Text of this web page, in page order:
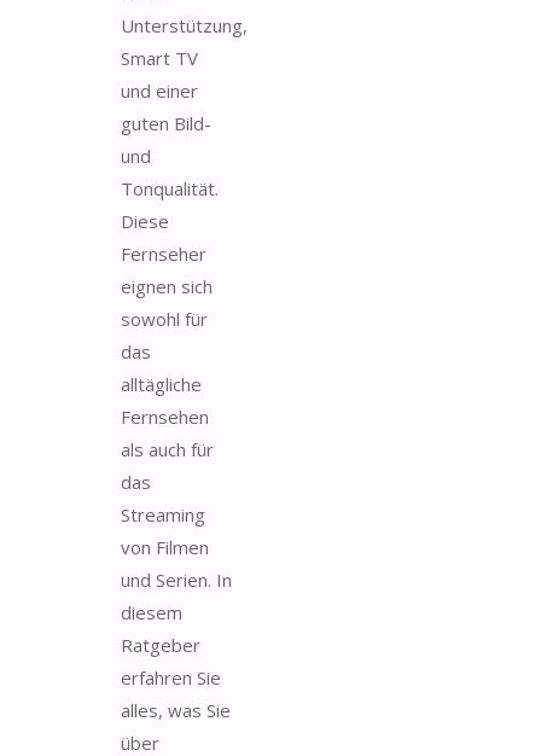
Unterstützung,
Smart TV
und einer
guten Bild-
und
Tonqualität.
Diese
Fernseher
eignen sich
sowohl für
das
alltägliche
Fernsehen
als auch für
das
Streaming
von Filmen
und Serien. In
diesem
Ratgeber
erfahren Sie
alles, was Sie
über